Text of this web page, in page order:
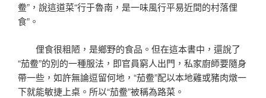
鲞”，說這道菜“行于魯南，是一味風行平易近間的村落俚
食”。
俚食很粗陋，是鄉野的食品。但在這本書中，還說了
“茄鲞”的別的一種服法，即官員窮人出門，私家廚師要隨身
帶一些，如許無論逗留何地，“茄鲞”配以本地雞或豬肉燉一
下就能敏捷上桌。所以“茄鲞”被稱為路菜。